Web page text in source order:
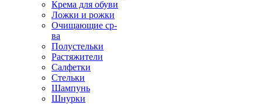
Крема для обуви
Ложки и рожки
Очищающие ср-
ва
Полустельки
Растяжители
Салфетки
Стельки
Шампунь
Шнурки